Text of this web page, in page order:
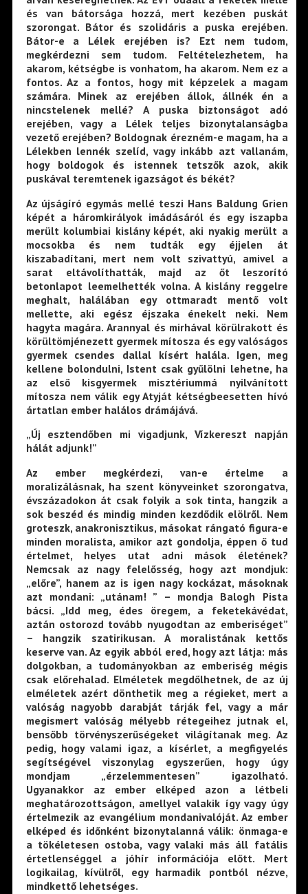
és van bátorsága hozzá, mert kezében puskát
szorongat. Bátor és szolidáris a puska erejében.
Bátor-e a Lélek erejében is? Ezt nem tudom,
megkérdezni sem tudom. Feltételezhetem, ha
akarom, kétségbe is vonhatom, ha akarom. Nem ez a
fontos. Az a fontos, hogy mit képzelek a magam
számára. Minek az erejében állok, állnék én a
nincstelenek mellé? A puska biztonságot adó
erejében, vagy a Lélek teljes bizonytalanságba
vezető erejében? Boldognak érezném-e magam, ha a
Lélekben lennék szelíd, vagy inkább azt vallanám,
hogy boldogok és istennek tetszők azok, akik
puskával teremtenek igazságot és békét?
Az újságíró egymás mellé teszi Hans Baldung Grien
képét a háromkirályok imádásáról és egy iszapba
merült kolumbiai kislány képét, aki nyakig merült a
mocsokba és nem tudták egy éjjelen át
kiszabadítani, mert nem volt szivattyú, amivel a
sarat eltávolíthatták, majd az őt leszorító
betonlapot leemelhették volna. A kislány reggelre
meghalt, halálában egy ottmaradt mentő volt
mellette, aki egész éjszaka énekelt neki. Nem
hagyta magára. Arannyal és mirhával körülrakott és
körültömjénezett gyermek mítosza és egy valóságos
gyermek csendes dallal kísért halála. Igen, meg
kellene bolondulni, Istent csak gyűlölni lehetne, ha
az első kisgyermek misztériummá nyilvánított
mítosza nem válik egy Atyját kétségbeesetten hívó
ártatlan ember halálos drámájává.
„Új esztendőben mi vigadjunk, Vízkereszt napján
hálát adjunk!”
Az ember megkérdezi, van-e értelme a
moralizálásnak, ha szent könyveinket szorongatva,
évszázadokon át csak folyik a sok tinta, hangzik a
sok beszéd és mindig minden kezdődik elölről. Nem
groteszk, anakronisztikus, másokat rángató figura-e
minden moralista, amikor azt gondolja, éppen ő tud
értelmet, helyes utat adni mások életének?
Nemcsak az nagy felelősség, hogy azt mondjuk:
„előre”, hanem az is igen nagy kockázat, másoknak
azt mondani: „utánam! ” – mondja Balogh Pista
bácsi. „Idd meg, édes öregem, a feketekávédat,
aztán ostorozd tovább nyugodtan az emberiséget”
– hangzik szatirikusan. A moralistának kettős
keserve van. Az egyik abból ered, hogy azt látja: más
dolgokban, a tudományokban az emberiség mégis
csak előrehalad. Elméletek megdőlhetnek, de az új
elméletek azért dönthetik meg a régieket, mert a
valóság nagyobb darabját tárják fel, vagy a már
megismert valóság mélyebb rétegeihez jutnak el,
bensőbb törvényszerűségeket világítanak meg. Az
pedig, hogy valami igaz, a kísérlet, a megfigyelés
segítségével viszonylag egyszerűen, hogy úgy
mondjam „érzelemmentesen” igazolható.
Ugyanakkor az ember elképed azon a létbeli
meghatározottságon, amellyel valakik így vagy úgy
értelmezik az evangélium mondanivalóját. Az ember
elképed és időnként bizonytalanná válik: önmaga-e
a tökéletesen ostoba, vagy valaki más áll fatális
értetlenséggel a jóhír információja előtt. Mert
logikailag, kívülről, egy harmadik pontból nézve,
mindkettő lehetséges.